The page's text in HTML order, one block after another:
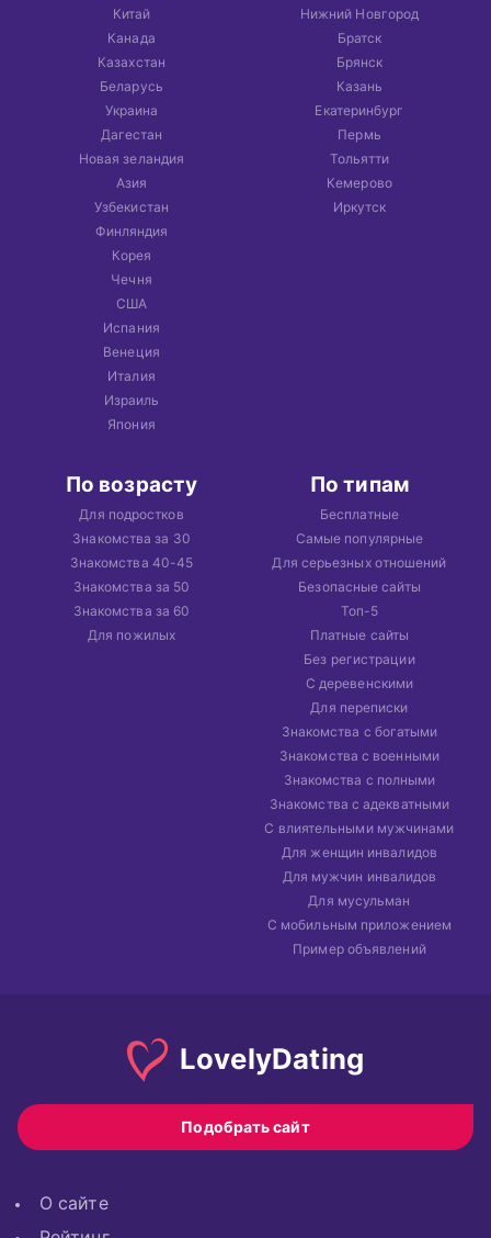
Китай
Канада
Казахстан
Беларусь
Украина
Дагестан
Новая зеландия
Азия
Узбекистан
Финляндия
Корея
Чечня
США
Испания
Венеция
Италия
Израиль
Япония
Нижний Новгород
Братск
Брянск
Казань
Екатеринбург
Пермь
Тольятти
Кемерово
Иркутск
По возрасту
Для подростков
Знакомства за 30
Знакомства 40-45
Знакомства за 50
Знакомства за 60
Для пожилых
По типам
Бесплатные
Самые популярные
Для серьезных отношений
Безопасные сайты
Топ-5
Платные сайты
Без регистрации
С деревенскими
Для переписки
Знакомства с богатыми
Знакомства с военными
Знакомства с полными
Знакомства с адекватными
С влиятельными мужчинами
Для женщин инвалидов
Для мужчин инвалидов
Для мусульман
С мобильным приложением
Пример объявлений
LovelyDating
Подобрать сайт
О сайте